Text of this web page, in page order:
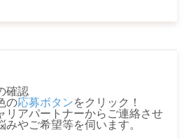
確認
の応募ボタンをクリック！
リアパートナーからご連絡させ
やご希望等を伺います。